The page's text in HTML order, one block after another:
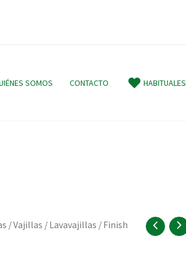
SOMOS CONTACTO HABITUALES
/Vajillas / Lavavajillas / Finish